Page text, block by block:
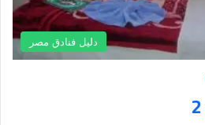
دليل فنادق مصر